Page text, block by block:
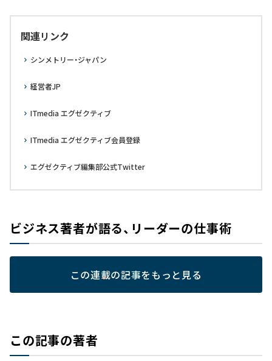
関連リンク
シンメトリー・ジャパン
経営者JP
ITmedia エグゼクティブ
ITmedia エグゼクティブ会員登録
エグゼクティブ編集部公式Twitter
ビジネス著者が語る、リーダーの仕事術
この連載の記事をもっと見る
この記事の著者